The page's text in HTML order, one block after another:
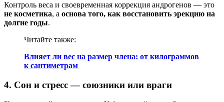
Контроль веса и своевременная коррекция андрогенов — это
не косметика, а основа того, как восстановить эрекцию на
долгие годы.
Читайте также:
Влияет ли вес на размер члена: от килограммов
к сантиметрам
4. Сон и стресс — союзники или враги